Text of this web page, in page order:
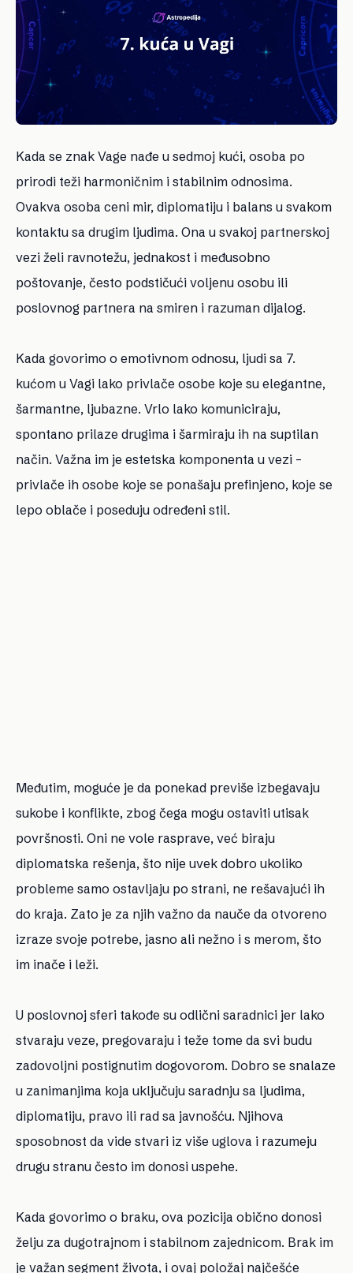
Kada se znak Vage nađe u sedmoj kući, osoba po
prirodi teži harmoničnim i stabilnim odnosima.
Ovakva osoba ceni mir, diplomatiju i balans u svakom
kontaktu sa drugim ljudima. Ona u svakoj partnerskoj
vezi želi ravnotežu, jednakost i međusobno
poštovanje, često podstičući voljenu osobu ili
poslovnog partnera na smiren i razuman dijalog.
Kada govorimo o emotivnom odnosu, ljudi sa 7.
kućom u Vagi lako privlače osobe koje su elegantne,
šarmantne, ljubazne. Vrlo lako komuniciraju,
spontano prilaze drugima i šarmiraju ih na suptilan
način. Važna im je estetska komponenta u vezi –
privlače ih osobe koje se ponašaju prefinjeno, koje se
lepo oblače i poseduju određeni stil.
Međutim, moguće je da ponekad previše izbegavaju
sukobe i konflikte, zbog čega mogu ostaviti utisak
površnosti. Oni ne vole rasprave, već biraju
diplomatska rešenja, što nije uvek dobro ukoliko
probleme samo ostavljaju po strani, ne rešavajući ih
do kraja. Zato je za njih važno da nauče da otvoreno
izraze svoje potrebe, jasno ali nežno i s merom, što
im inače i leži.
U poslovnoj sferi takođe su odlični saradnici jer lako
stvaraju veze, pregovaraju i teže tome da svi budu
zadovoljni postignutim dogovorom. Dobro se snalaze
u zanimanjima koja uključuju saradnju sa ljudima,
diplomatiju, pravo ili rad sa javnošću. Njihova
sposobnost da vide stvari iz više uglova i razumeju
drugu stranu često im donosi uspehe.
Kada govorimo o braku, ova pozicija obično donosi
želju za dugotrajnom i stabilnom zajednicom. Brak im
je važan segment života, i ovaj položaj najčešće